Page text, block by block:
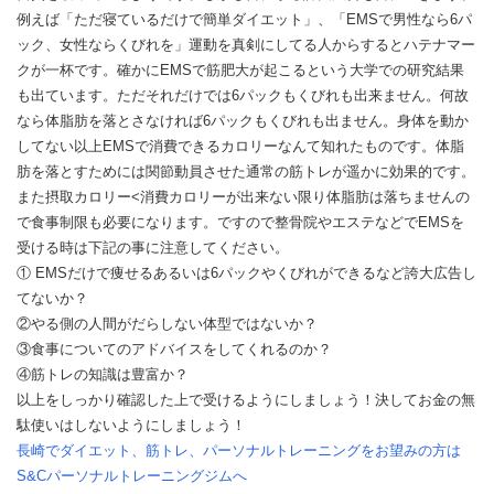
例えば「ただ寝ているだけで簡単ダイエット」、「EMSで男性なら6パ
ック、女性ならくびれを」運動を真剣にしてる人からするとハテナマー
クが一杯です。確かにEMSで筋肥大が起こるという大学での研究結果
も出ています。ただそれだけでは6パックもくびれも出来ません。何故
なら体脂肪を落とさなければ6パックもくびれも出ません。身体を動か
してない以上EMSで消費できるカロリーなんて知れたものです。体脂
肪を落とすためには関節動員させた通常の筋トレが遥かに効果的です。
また摂取カロリー<消費カロリーが出来ない限り体脂肪は落ちませんの
で食事制限も必要になります。ですので整骨院やエステなどでEMSを
受ける時は下記の事に注意してください。
① EMSだけで痩せるあるいは6パックやくびれができるなど誇大広告し
てないか？
②やる側の人間がだらしない体型ではないか？
③食事についてのアドバイスをしてくれるのか？
④筋トレの知識は豊富か？
以上をしっかり確認した上で受けるようにしましょう！決してお金の無
駄使いはしないようにしましょう！
長崎でダイエット、筋トレ、パーソナルトレーニングをお望みの方は
S&Cパーソナルトレーニングジムへ